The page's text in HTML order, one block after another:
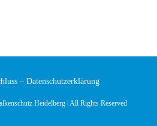
– Datenschutzerklärung
Heidelberg | All Rights Reserved